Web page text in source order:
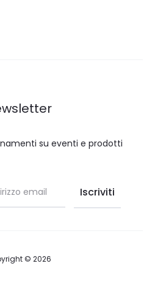
su eventi e prodotti
© 2026